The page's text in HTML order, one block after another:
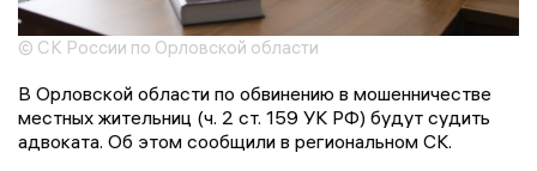
© СК России по Орловской области
В Орловской области по обвинению в мошенничестве
местных жительниц (ч. 2 ст. 159 УК РФ) будут судить
адвоката. Об этом сообщили в региональном СК.